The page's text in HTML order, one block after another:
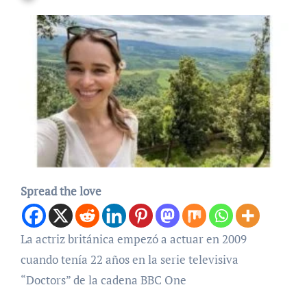
Spread the love
La actriz británica empezó a actuar en 2009
cuando tenía 22 años en la serie televisiva
“Doctors” de la cadena BBC One